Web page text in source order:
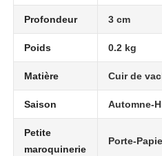
Profondeur 3 cm
Poids 0.2 kg
Matière Cuir de
Saison Automne-
Petite
maroquinerie
Porte-